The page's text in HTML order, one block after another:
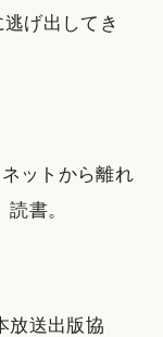
げ出してき
ットから離れ
書。
放送出版協